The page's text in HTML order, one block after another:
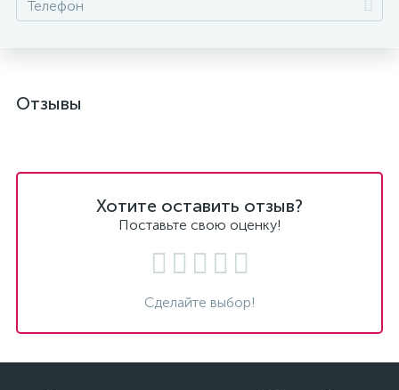
Отзывы
Хотите оставить отзыв?
Поставьте свою оценку!
Сделайте выбор!